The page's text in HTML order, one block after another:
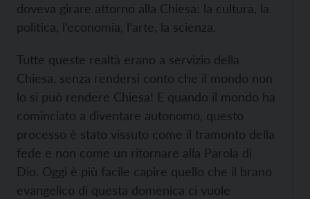
doveva girare attorno alla Chiesa: la cultura, la
politica, l’economia, l’arte, la scienza.
Tutte queste realtà erano a servizio della
Chiesa, senza rendersi conto che il mondo non
lo si può rendere Chiesa! E quando il mondo ha
cominciato a diventare autonomo, questo
processo è stato vissuto come il tramonto della
fede e non come un ritornare alla Parola di
Dio. Oggi è più facile capire quello che il brano
evangelico di questa domenica ci vuole